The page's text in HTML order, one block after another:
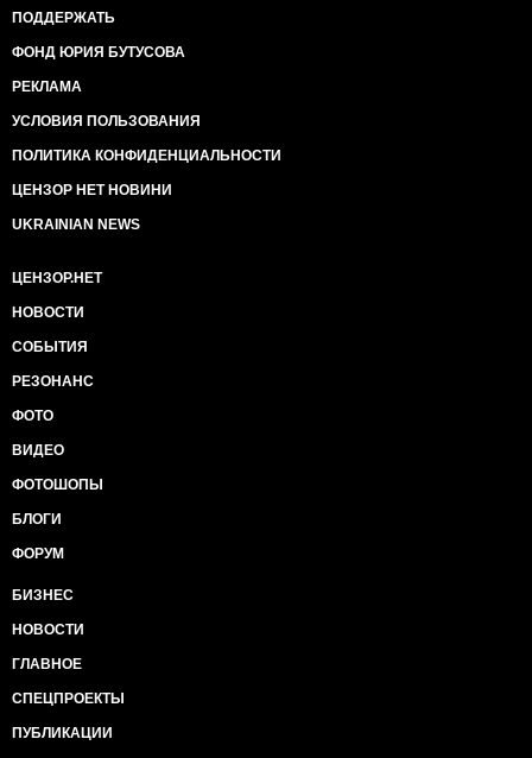
ПОДДЕРЖАТЬ
ФОНД ЮРИЯ БУТУСОВА
РЕКЛАМА
УСЛОВИЯ ПОЛЬЗОВАНИЯ
ПОЛИТИКА КОНФИДЕНЦИАЛЬНОСТИ
ЦЕНЗОР НЕТ НОВИНИ
UKRAINIAN NEWS
ЦЕНЗОР.НЕТ
НОВОСТИ
СОБЫТИЯ
РЕЗОНАНС
ФОТО
ВИДЕО
ФОТОШОПЫ
БЛОГИ
ФОРУМ
БИЗНЕС
НОВОСТИ
ГЛАВНОЕ
СПЕЦПРОЕКТЫ
ПУБЛИКАЦИИ